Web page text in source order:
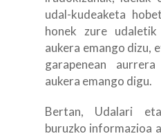
udal-kudeaketa
honek zure
aukera emango dizu,
garapenean
aukera emango digu.
Bertan, Udalari
buruzko informazioa